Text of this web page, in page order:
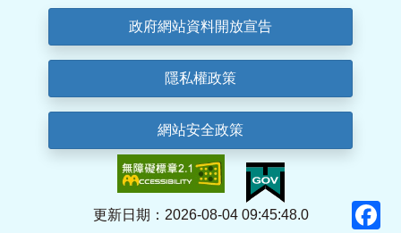
政府網站資料開放宣告
隱私權政策
網站安全政策
更新日期：2026-08-04 09:45:48.0